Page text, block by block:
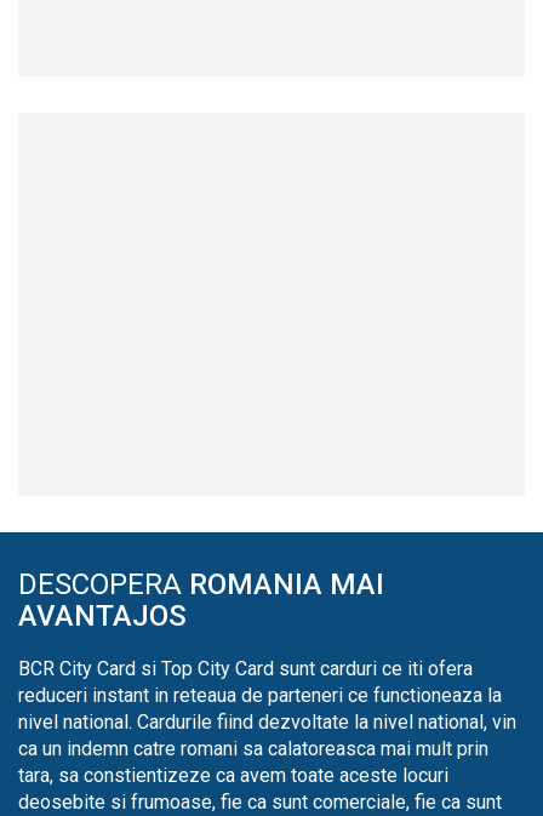
DESCOPERA ROMANIA MAI
AVANTAJOS
BCR City Card si Top City Card sunt carduri ce iti ofera
reduceri instant in reteaua de parteneri ce functioneaza la
nivel national. Cardurile fiind dezvoltate la nivel national, vin
ca un indemn catre romani sa calatoreasca mai mult prin
tara, sa constientizeze ca avem toate aceste locuri
deosebite si frumoase, fie ca sunt comerciale, fie ca sunt